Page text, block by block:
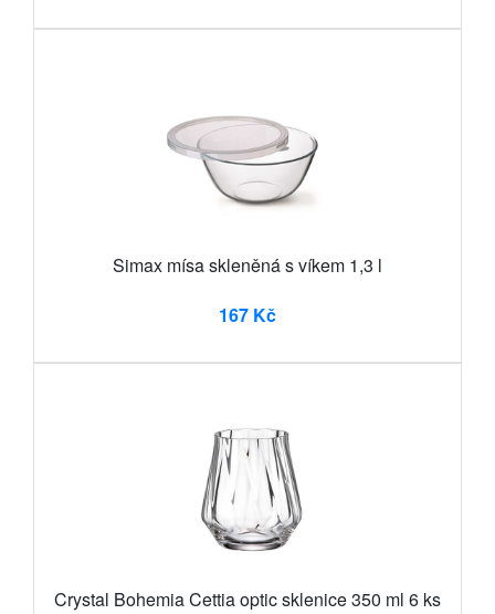
Simax mísa skleněná s víkem 1,3 l
167 Kč
Crystal Bohemia Cettia optic sklenice 350 ml 6 ks